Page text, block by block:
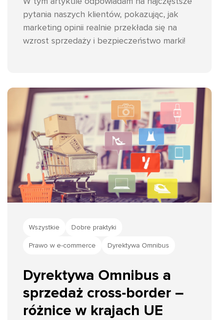
pytania naszych klientów, pokazując, jak
marketing opinii realnie przekłada się na
wzrost sprzedaży i bezpieczeństwo marki!
Wszystkie Dobre praktyki
Prawo w e-commerce Dyrektywa Omnibus
Dyrektywa Omnibus a
sprzedaż cross-border –
różnice w krajach UE